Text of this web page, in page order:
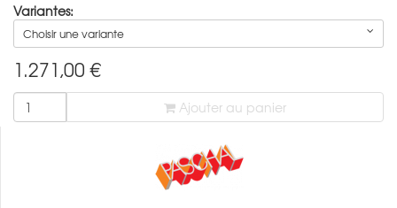
Variantes:
Choisir une variante
1.271,00 €
Ajouter au panier